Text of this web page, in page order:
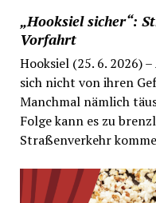
„Hooksiel sicher“:
Vorfahrt
Hooksiel (25. 6. 2026)
sich nicht von ihren
Manchmal nämlich
Folge kann es zu
Straßenverkehr